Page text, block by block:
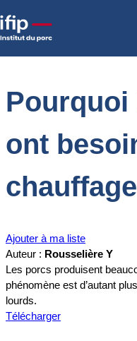
Accueil
chauffage
Pourquoi
ont
chauffage
Ajouter à ma liste
Auteur : Rousselière Y
Les porcs produisent
phénomène est d’autant
lourds.
Télécharger